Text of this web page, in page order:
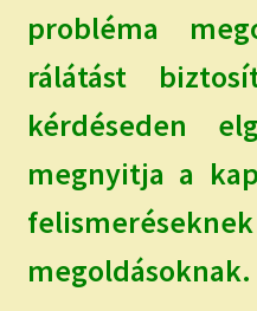
probléma
rálátást
kérdéseden
megnyitja a
megoldásoknak.